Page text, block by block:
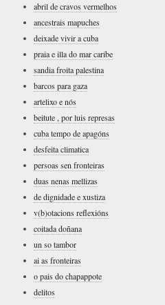
abril de cravos vermelhos
ancestrais mapuches
deixade vivir a cuba
praia e illa do mar caribe
sandia froita palestina
barcos para gaza
artelixo e nós
beitute , por luis represas
cuba tempo de apagóns
desfeita climatica
persoas sen fronteiras
duas nenas mellizas
de dignidade e xustiza
v(b)otacions reflexións
coitada doñana
un so tambor
ai as fronteiras
o pais do chapappote
delitos